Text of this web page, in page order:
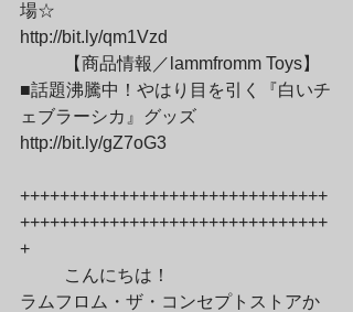
場☆
http://bit.ly/qm1Vzd
■話題沸騰中！やはり目を引く『白いチ
ェブラーシカ』グッズ
http://bit.ly/gZ7oG3
+++++++++++++++++++++++++++++++
+++++++++++++++++++++++++++++++
+
ラムフロム・ザ・コンセプトストアか